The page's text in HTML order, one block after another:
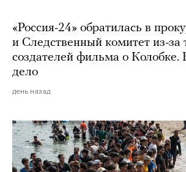
«Россия-24» обратилась в
и Следственный комитет из-за
создателей фильма о Колобке.
дело
день назад